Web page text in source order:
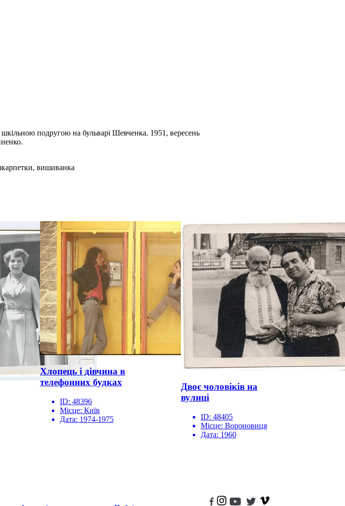
подругою на бульварі Шевченка. 1951, вересень
вишиванка
Хлопець і дівчина в
телефонних будках
ID: 48396
Місце: Київ
Дата: 1974-1975
Двоє чоловіків на
вулиці
ID: 48405
Місце: Вороновиця
Дата: 1960